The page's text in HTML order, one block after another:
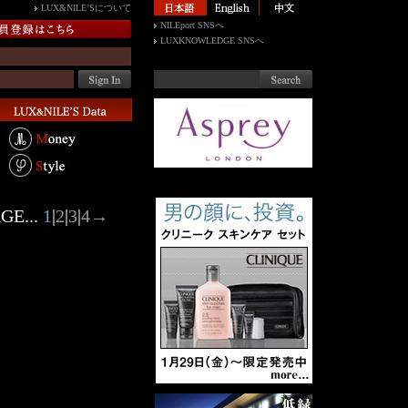
LUX&NILE’Sについて
NILEport SNSへ
LUXKNOWLEDGE SNSへ
1|2|3|4→